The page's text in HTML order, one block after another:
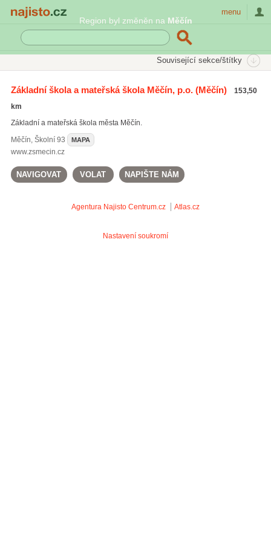
Region byl změněn na Měčín
menu
Související sekce/štítky
Speciální mateřské školy
Církevní mateřské školy (28)
Základní škola a mateřská škola Měčín, p.o.(Měčín)
153,50
km
Základní a mateřská škola města Měčín.
Měčín, Školní 93 MAPA
www.zsmecin.cz
NAVIGOVAT VOLAT NAPIŠTE NÁM
Agentura Najisto Centrum.cz Atlas.cz
Nastavení soukromí